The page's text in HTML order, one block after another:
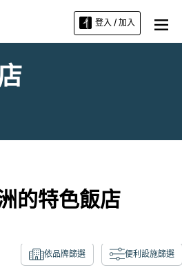
登入 / 加入
的特色飯店
依品牌篩選 便利設施篩選